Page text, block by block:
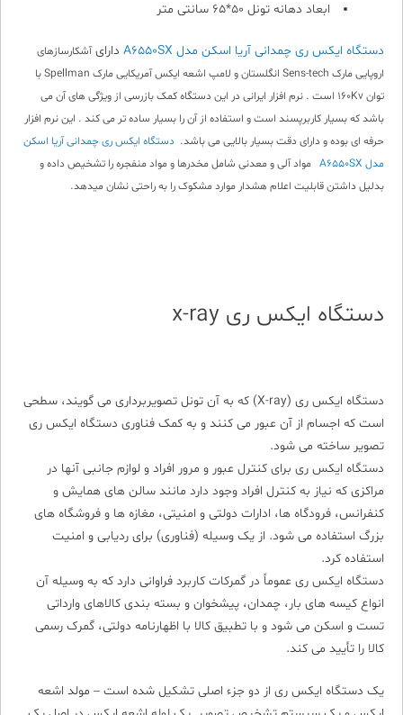
ابعاد دهانه تونل 50*65 سانتی متر
دستگاه ایکس ری چمدانی آریا اسکن مدل A6550SX دارایآشکارسازهای
اروپایی مارک Sens-tech انگلستان و
لامپ اشعه ایکس آمریکایی مارک Spellman با
توان 160Kv است . نرم افزار ایرانی در این دستگاه کمک بازرسی از ویژگی های آن می
باشد که بسیار کاربرپسند است و استفاده از آن را بسیار ساده تر می کند . این نرم افزار
حرفه ای بوده و دارای دقت بسیار بالایی می باشد. دستگاه ایکس ری چمدانی آریا اسکن
مدل A6550SX
مواد آلی و معدنی شامل مخدرها و مواد منفجره را تشخیص داده و
بدلیل داشتن قابلیت اعلام هشدار موارد مشکوک را به راحتی نشان میدهد.
دستگاه ایکس ری x-ray
دستگاه ایکس ری (X-ray) که به آن تونل تصویربرداری می گویند، سطحی
است که اجسام از آن عبور می کنند و به کمک فناوری دستگاه ایکس ری
تصویر ساخته می شود.
دستگاه ایکس ری برای کنترل عبور و مرور افراد و لوازم جانبی آنها در
مراکزی که نیاز به کنترل افراد وجود دارد مانند سالن های همایش و
کنفرانس، فرودگاه ها، ادارات دولتی و امنیتی، مغازه ها و فروشگاه های
بزرگ استفاده می شود. از یک وسیله (فناوری) برای ردیابی و امنیت
استفاده کرد.
دستگاه ایکس ری عموماً در گمرکات کاربرد فراوانی دارد که به وسیله آن
انواع کیسه های بار، چمدان، پیشخوان و بسته بندی کالاهای وارداتی
تست و اسکن می شود و با تطبیق کالا با اظهارنامه دولتی، گمرک رسمی
کالا را تأیید می کند.
یک دستگاه ایکس ری از دو جزء اصلی تشکیل شده است – مولد اشعه